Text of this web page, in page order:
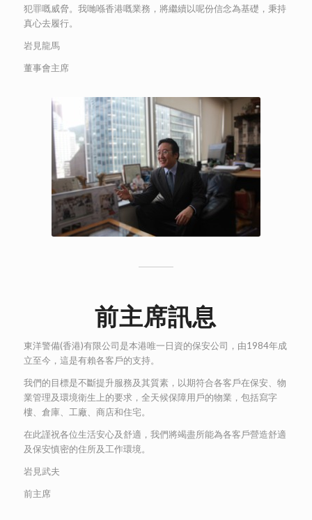
犯罪嘅威脅。我哋喺香港嘅業務，將繼續以呢份信念為基礎，秉持
真心去履行。
岩見龍馬
董事會主席
前主席訊息
東洋警備(香港)有限公司是本港唯一日資的保安公司，由1984年成
立至今，這是有賴各客戶的支持。
我們的目標是不斷提升服務及其質素，以期符合各客戶在保安、物
業管理及環境衛生上的要求，全天候保障用戶的物業，包括寫字
樓、倉庫、工廠、商店和住宅。
在此謹祝各位生活安心及舒適，我們將竭盡所能為各客戶營造舒適
及保安慎密的住所及工作環境。
岩見武夫
前主席